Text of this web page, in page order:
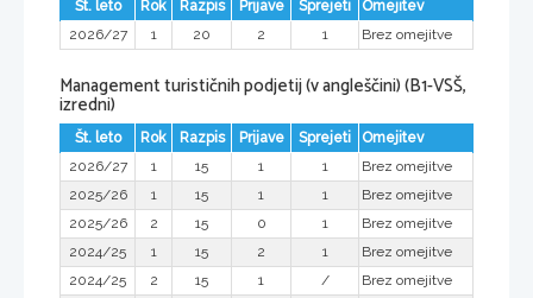
Št. leto Rok Razpis Prijave Sprejeti
Omejitev
2026/27
1 20 2 1 Brez omejitve
Management turističnih podjetij (v angleščini) (B1-VSŠ,
izredni)
Št. leto Rok Razpis Prijave Sprejeti
Omejitev
2026/27
1 15 1 1
Brez omejitve
2025/26
1 15 1 1
Brez omejitve
2025/26
2 15 0 1
Brez omejitve
2024/25
1 15 2 1
Brez omejitve
2024/25
2 15 1 / Brez omejitve